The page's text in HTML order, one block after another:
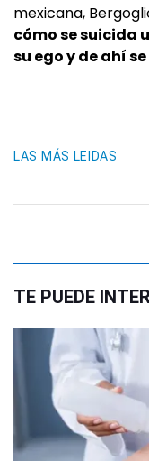
mexicana,
cómo se suicida
su ego y de ahí
LAS MÁS LEIDAS
TE PUEDE